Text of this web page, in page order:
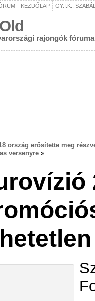
KEZDŐLAP GY.I.K.,
rajongók fóruma
ország erősítette meg
versenyre »